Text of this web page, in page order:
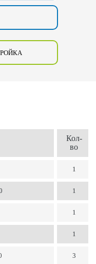
Кол-
во
1
1
1
1
3